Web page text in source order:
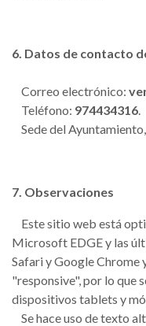
6. Datos de contacto
Correo electrónico:
Teléfono: 974434316.
Sede del
7. Observaciones
Este sitio web está
Microsoft EDGE y las
Safari y Google Chrome
"responsive", por lo que
dispositivos tablets y
Se hace uso de texto